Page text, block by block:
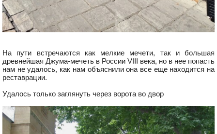
На пути встречаются как мелкие мечети, так и большая
древнейшая Джума-мечеть в России VIII века, но в нее попасть
нам не удалось, как нам объяснили она все еще находится на
реставрации.
Удалось только заглянуть через ворота во двор